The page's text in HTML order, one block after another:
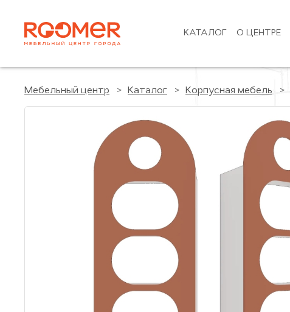
КАТАЛОГ О ЦЕНТРЕ
Мебельный центр Каталог Корпусная мебель